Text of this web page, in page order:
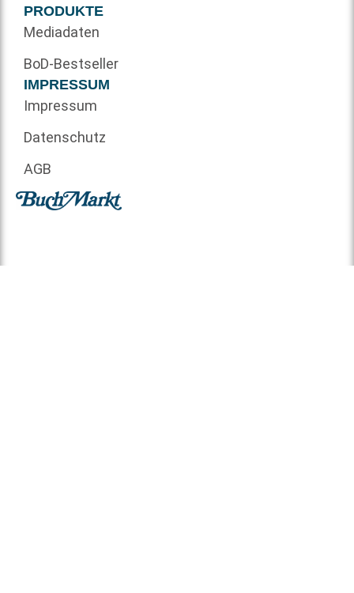
PRODUKTE
Mediadaten
BoD-Bestseller
IMPRESSUM
Impressum
Datenschutz
AGB